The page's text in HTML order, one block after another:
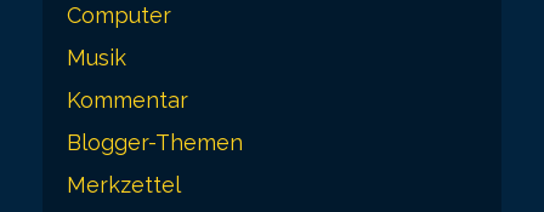
Computer
Musik
Kommentar
Blogger-Themen
Merkzettel